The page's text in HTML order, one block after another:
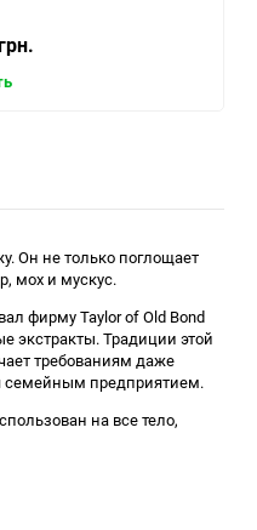
Он не только поглощает
мох и мускус.
фирму Taylor of Old Bond
экстракты. Традиции этой
требованиям даже
семейным предприятием.
на все тело,